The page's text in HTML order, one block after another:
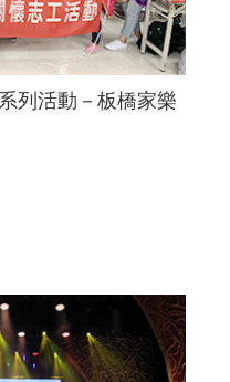
列活動－板橋家樂